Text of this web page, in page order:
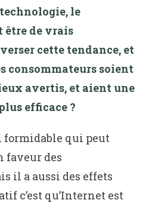
le
être de vrais
cette tendance, et
consommateurs soient
avertis, et aient une
efficace ?
qui peut
faveur des
il a aussi des effets
c’est qu’Internet est